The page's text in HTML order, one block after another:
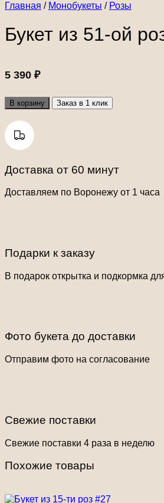
Главная / Монобукеты / Розы
Букет из 51-ой
5 390 ₽
В корзину Заказ в 1 клик
Доставка от 60 минут
Доставляем по Воронежу от 1 часа
Подарки к заказу
В подарок открытка и подкормка
Фото букета до доставки
Отправим фото на согласование
Свежие поставки
Свежие поставки 4 раза в неделю
Похожие товары